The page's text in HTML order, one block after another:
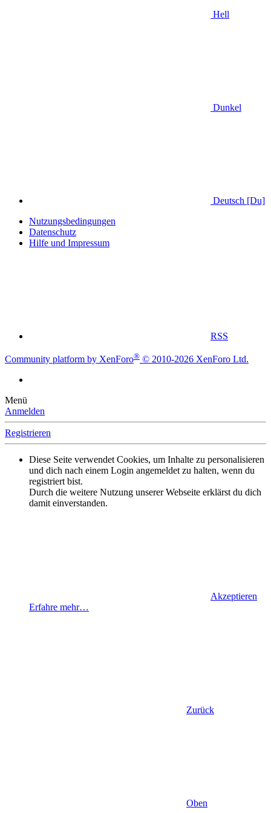
Hell
Dunkel
Deutsch [Du]
Nutzungsbedingungen
Datenschutz
Hilfe und Impressum
RSS
Community platform by XenForo® © 2010-2026 XenForo Ltd.
Menü
Anmelden
Registrieren
Diese Seite verwendet Cookies, um Inhalte zu personalisieren
und dich nach einem Login angemeldet zu halten, wenn du
registriert bist.
Durch die weitere Nutzung unserer Webseite erklärst du dich
damit einverstanden.
Akzeptieren
Erfahre mehr…
Zurück
Oben